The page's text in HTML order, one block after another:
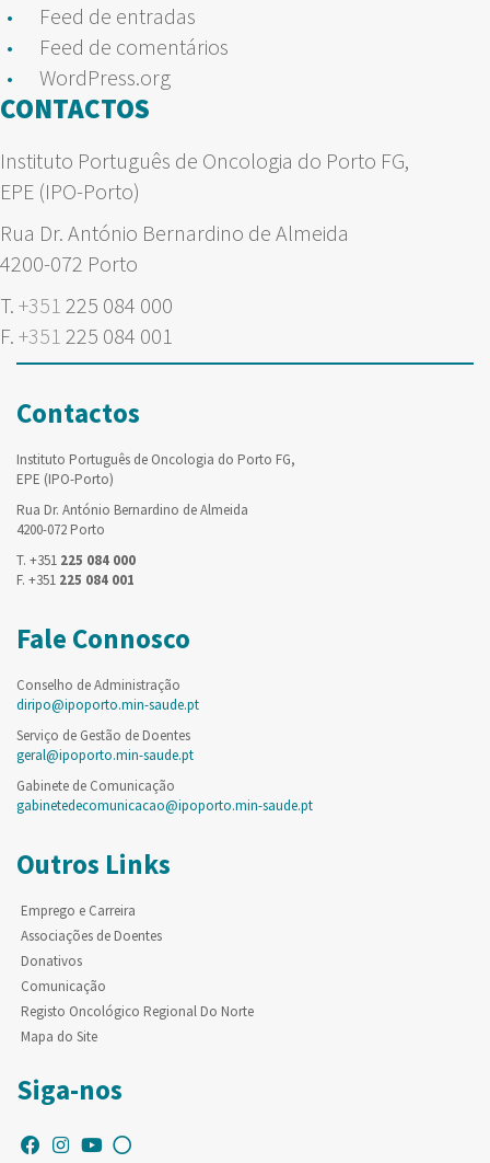
Feed de entradas
Feed de comentários
WordPress.org
CONTACTOS
Instituto Português de Oncologia do Porto FG,
EPE (IPO-Porto)
Rua Dr. António Bernardino de Almeida
4200-072 Porto
T. +351 225 084 000
F. +351 225 084 001
Contactos
Instituto Português de Oncologia do Porto FG,
EPE (IPO-Porto)
Rua Dr. António Bernardino de Almeida
4200-072 Porto
T. +351 225 084 000
F. +351 225 084 001
Fale Connosco
Conselho de Administração
diripo@ipoporto.min-saude.pt
Serviço de Gestão de Doentes
geral@ipoporto.min-saude.pt
Gabinete de Comunicação
gabinetedecomunicacao@ipoporto.min-saude.pt
Outros Links
Emprego e Carreira
Associações de Doentes
Donativos
Comunicação
Registo Oncológico Regional Do Norte
Mapa do Site
Siga-nos